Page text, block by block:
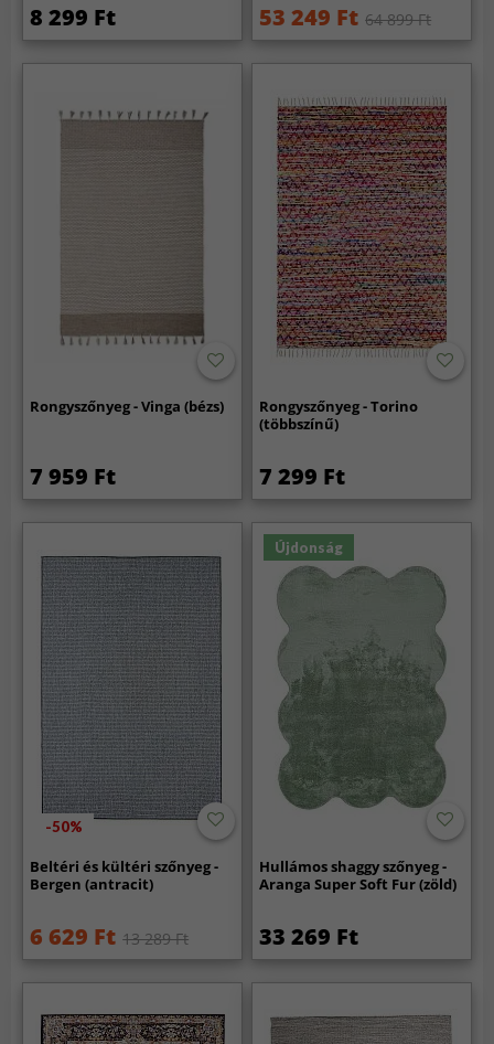
8 299 Ft 53 249 Ft 64 899 Ft
Rongyszőnyeg - Vinga (bézs)
7 959 Ft
Rongyszőnyeg - Torino
(többszínű)
7 299 Ft
-50%
Beltéri és kültéri szőnyeg -
Bergen (antracit)
6 629 Ft 13 289 Ft
Újdonság
Hullámos shaggy szőnyeg -
Aranga Super Soft Fur (zöld)
33 269 Ft